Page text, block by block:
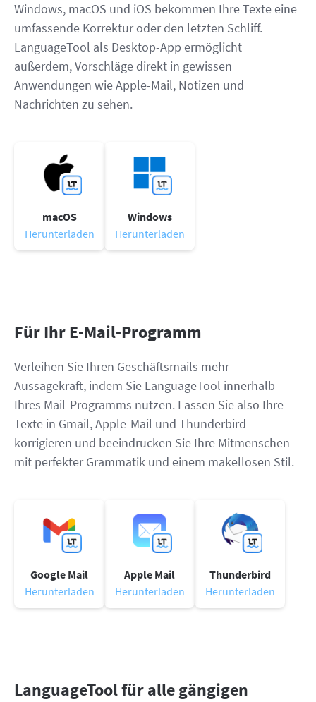
Windows, macOS und iOS bekommen Ihre Texte eine
umfassende Korrektur oder den letzten Schliff.
LanguageTool als Desktop-App ermöglicht
außerdem, Vorschläge direkt in gewissen
Anwendungen wie Apple-Mail, Notizen und
Nachrichten zu sehen.
macOS
Herunterladen
Windows
Herunterladen
Für Ihr E-Mail-Programm
Verleihen Sie Ihren Geschäftsmails mehr
Aussagekraft, indem Sie LanguageTool innerhalb
Ihres Mail-Programms nutzen. Lassen Sie also Ihre
Texte in Gmail, Apple-Mail und Thunderbird
korrigieren und beeindrucken Sie Ihre Mitmenschen
mit perfekter Grammatik und einem makellosen Stil.
Google Mail
Herunterladen
Apple Mail
Herunterladen
Thunderbird
Herunterladen
LanguageTool für alle gängigen